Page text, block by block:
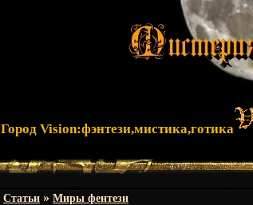
Город Vision:фэнтези,мистика,готика
Статьи » Миры фентези